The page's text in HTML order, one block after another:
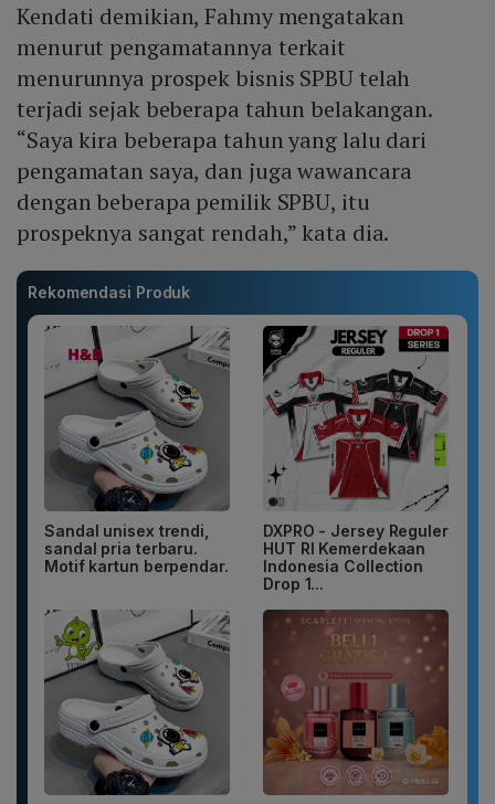
Kendati demikian, Fahmy mengatakan
menurut pengamatannya terkait
menurunnya prospek bisnis SPBU telah
terjadi sejak beberapa tahun belakangan.
“Saya kira beberapa tahun yang lalu dari
pengamatan saya, dan juga wawancara
dengan beberapa pemilik SPBU, itu
prospeknya sangat rendah,” kata dia.
Rekomendasi Produk
Sandal unisex trendi,
sandal pria terbaru.
Motif kartun berpendar.
DXPRO - Jersey Reguler
HUT RI Kemerdekaan
Indonesia Collection
Drop 1...